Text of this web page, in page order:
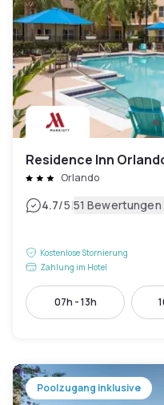
Residence Inn
Orlando
4.7/5|51 Bewertungen
Kostenlose Stornierung
Zahlung im Hotel
07h - 13h
Poolzugang inklusive